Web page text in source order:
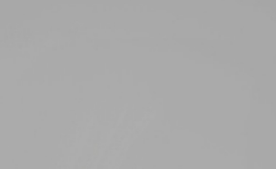
РЕПУТАЦИИ